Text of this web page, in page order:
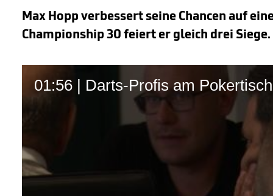
Max Hopp verbessert seine Chancen auf
Championship 30 feiert er gleich drei Siege.
01:56 | Darts-Profis am